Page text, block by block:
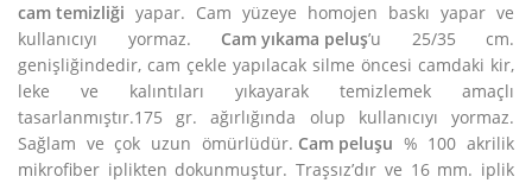
cam temizliği yapar. Cam yüzeye homojen baskı yapar ve
kullanıcıyı yormaz. Cam yıkama peluş’u 25/35 cm.
genişliğindedir, cam çekle yapılacak silme öncesi camdaki kir,
leke ve kalıntıları yıkayarak temizlemek amaçlı
tasarlanmıştır.175 gr. ağırlığında olup kullanıcıyı yormaz.
Sağlam ve çok uzun ömürlüdür. Cam peluşu % 100 akrilik
mikrofiber iplikten dokunmuştur. Traşsız’dır ve 16 mm. iplik